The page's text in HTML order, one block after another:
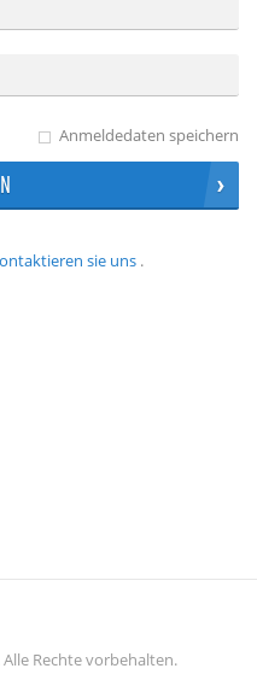
Anmeldedaten speichern
sie uns .
Rechte vorbehalten.